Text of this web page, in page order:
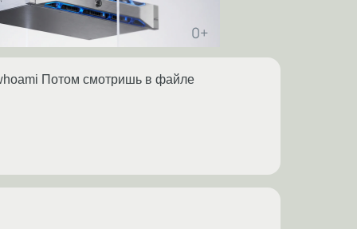
Потом смотришь в файле